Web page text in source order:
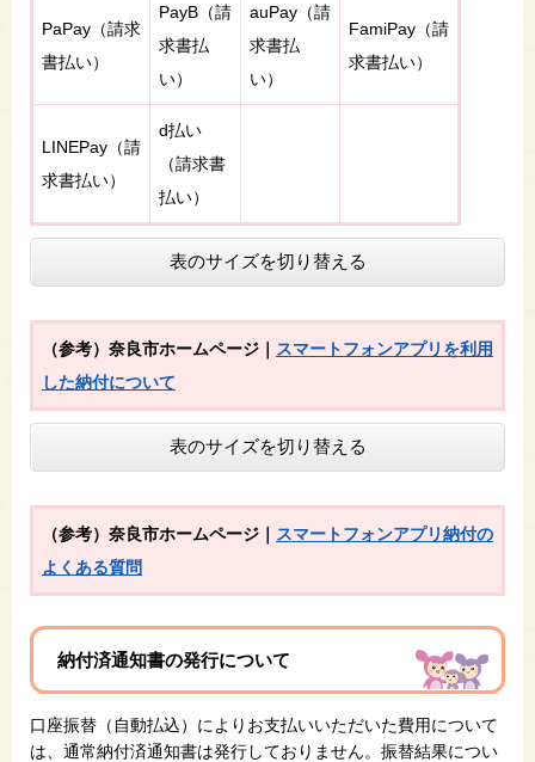
PaPay（請求
書払い）
PayB（請
求書払
い）
auPay（請
求書払
い）
FamiPay（請
求書払い）
LINEPay（請
求書払い）
d払い
（請求書
払い）
表のサイズを切り替える
（参考）奈良市ホームページ
スマートフォンアプリを利用
した納付について
表のサイズを切り替える
（参考）奈良市ホームページ｜
スマートフォンアプリ納付の
よくある質問
納付済通知書の発行について
口座振替（自動払込）によりお支払いいただいた費用について
は、通常納付済通知書は発行しておりません。振替結果につい